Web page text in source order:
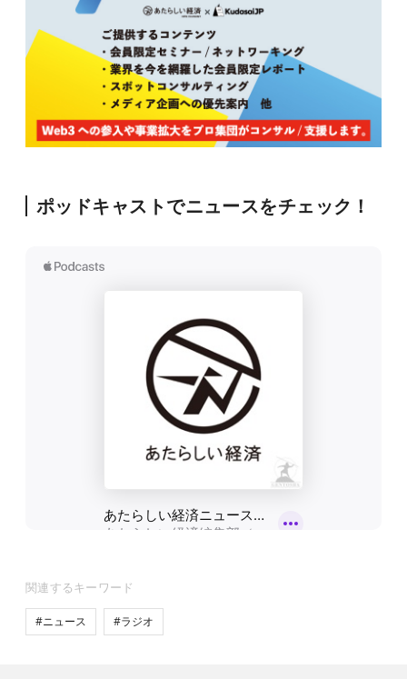
ポッドキャストでニュースをチェック！
関連するキーワード
#ニュース #ラジオ